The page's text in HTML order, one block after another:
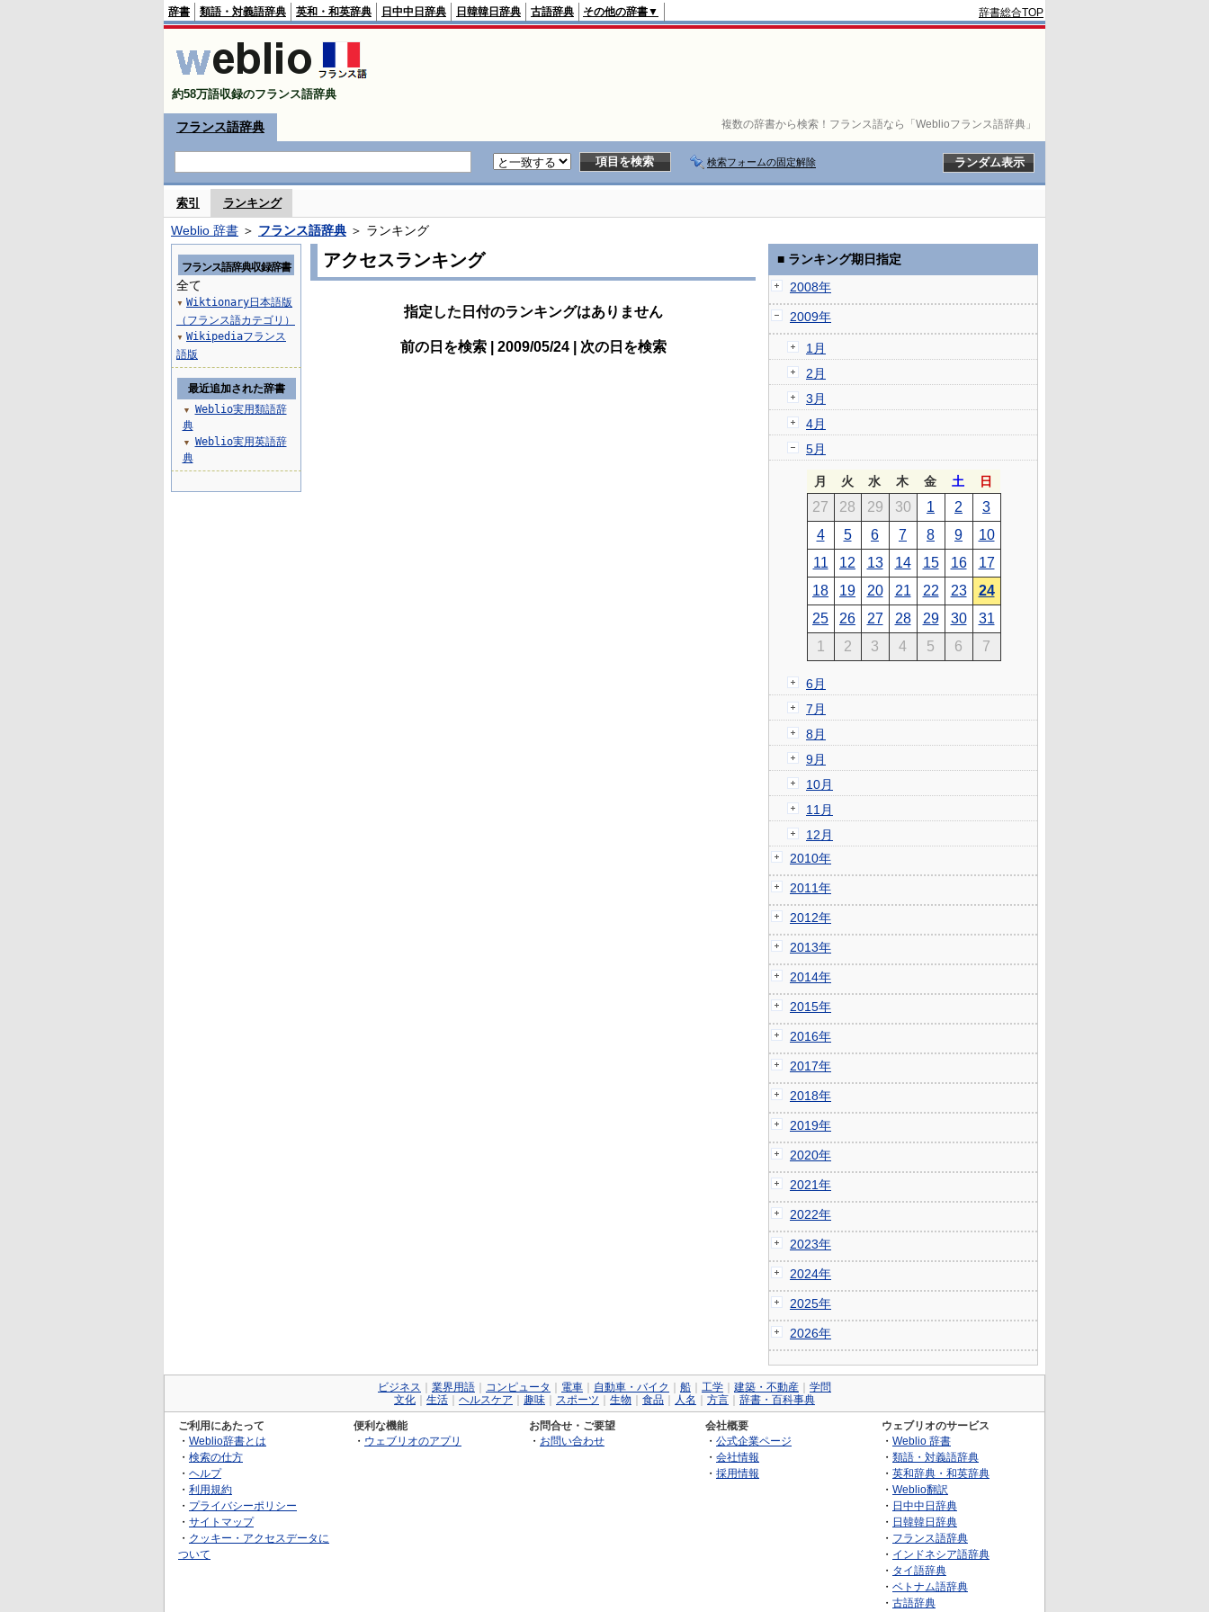
複数の辞書から検索！フランス語なら「Weblioフランス語辞典」
辞書 類語・対義語辞典 英和・和英辞典 日中中日辞典 日韓韓日辞典 古語辞典 その他の辞書▼ 辞書総合TOP
約58万語収録のフランス語辞典
フランス語辞典
検索フォームの固定解除
索引 ランキング
Weblio 辞書 ＞ フランス語辞典 ＞ ランキング
アクセスランキング
指定した日付のランキングはありません
前の日を検索 | 2009/05/24 | 次の日を検索
フランス語辞典収録辞書
全て
▼ Wiktionary日本語版
（フランス語カテゴリ）
▼ Wikipediaフランス
語版
最近追加された辞書
▼
Weblio実用類語辞
典
▼
Weblio実用英語辞
典
■ ランキング期日指定
2008年
2009年
1月
2月
3月
4月
5月
月 火 水 木 金 土 日
27 28 29 30 1 2
3
4
5 6 7 8 9
10
11
12 13 14 15 16
17
18
19 20 21 22 23
24
25
26 27 28 29 30
31
1
2 3 4 5 6 7
6月
7月
8月
9月
10月
11月
12月
2010年
2011年
2012年
2013年
2014年
2015年
2016年
2017年
2018年
2019年
2020年
2021年
2022年
2023年
2024年
2025年
2026年
ビジネス 業界用語 コンピュータ 電車 自動車・バイク 船 工学 建築・不動産
学問
文化
生活 ヘルスケア 趣味 スポーツ 生物 食品 人名 方言 辞書・百科事典
ご利用にあたって
・ Weblio辞書とは
・ 検索の仕方
・ ヘルプ
・ 利用規約
・ プライバシーポリシー
・ サイトマップ
・ クッキー・アクセスデータに
ついて
便利な機能
・ ウェブリオのアプリ
お問合せ・ご要望
・ お問い合わせ
会社概要
・ 公式企業ページ
・ 会社情報
・ 採用情報
ウェブリオのサービス
・ Weblio 辞書
・ 類語・対義語辞典
・ 英和辞典・和英辞典
・ Weblio翻訳
・ 日中中日辞典
・ 日韓韓日辞典
・ フランス語辞典
・ インドネシア語辞典
・ タイ語辞典
・ ベトナム語辞典
・ 古語辞典